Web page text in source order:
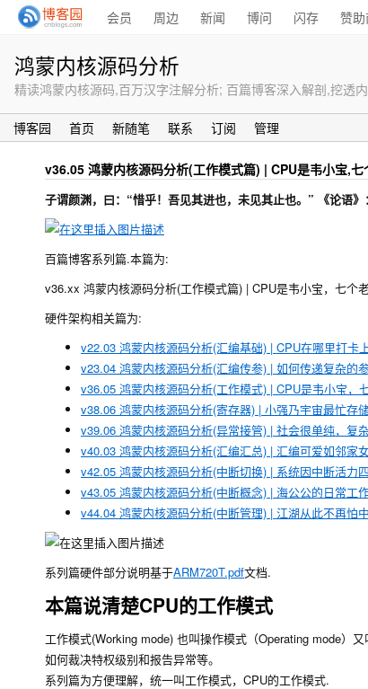
会员 周边 新闻 博问 闪存 赞助
鸿蒙内核源码分析
精读鸿蒙内核源码,百万汉字注解分析; 百篇博客深入解剖,挖透
博客园 首页 新随笔 联系 订阅 管理
v36.05 鸿蒙内核源码分析(工作模式篇) | CPU是韦小宝,
子谓颜渊，曰：“惜乎！吾见其进也，未见其止也。” 《论语
百篇博客系列篇.本篇为:
v36.xx 鸿蒙内核源码分析(工作模式篇) | CPU是韦小宝，七个
硬件架构相关篇为:
v22.03 鸿蒙内核源码分析(汇编基础) | CPU在哪里打卡
v23.04 鸿蒙内核源码分析(汇编传参) | 如何传递复杂的
v36.05 鸿蒙内核源码分析(工作模式) | CPU是韦小宝，
v38.06 鸿蒙内核源码分析(寄存器) | 小强乃宇宙最忙存
v39.06 鸿蒙内核源码分析(异常接管) | 社会很单纯，复
v40.03 鸿蒙内核源码分析(汇编汇总) | 汇编可爱如邻家
v42.05 鸿蒙内核源码分析(中断切换) | 系统因中断活力
v43.05 鸿蒙内核源码分析(中断概念) | 海公公的日常工
v44.04 鸿蒙内核源码分析(中断管理) | 江湖从此不再怕
系列篇硬件部分说明基于ARM720T.pdf文档.
本篇说清楚CPU的工作模式
工作模式(Working mode) 也叫操作模式（Operating mode）
如何裁决特权级别和报告异常等。
系列篇为方便理解，统一叫工作模式，CPU的工作模式.